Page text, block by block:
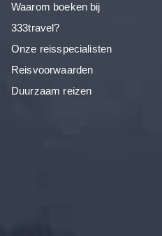
Waarom boeken bij
333travel?
Onze reisspecialisten
Reisvoorwaarden
Duurzaam reizen